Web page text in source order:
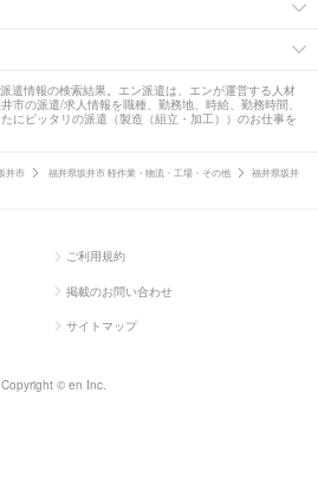
遣情報の検索結果。エン派遣は、エンが運営する人材
市の派遣/求人情報を職種、勤務地、時給、勤務時間、
にピッタリの派遣（製造（組立・加工））のお仕事を
井市 福井県坂井市 軽作業・物流・工場・その他
福井県坂井
ご利用規約
掲載のお問い合わせ
サイトマップ
Copyright © en Inc.